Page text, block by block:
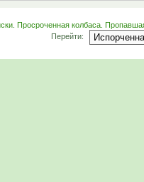
Просроченная колбаса.
Перейти: